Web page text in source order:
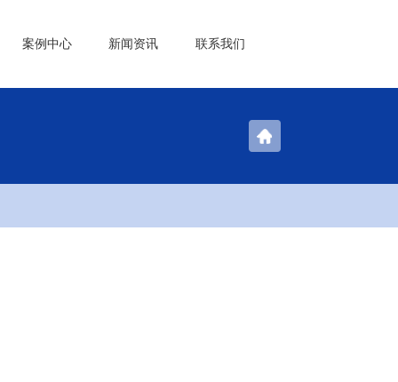
案例中心 新闻资讯 联系我们